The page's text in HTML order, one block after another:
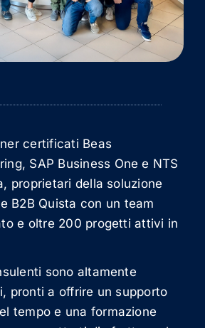
certificati Beas
SAP Business One e NTS
proprietari della soluzione
B2B Quista con un team
e oltre 200 progetti attivi in
sono altamente
pronti a offrire un supporto
tempo e una formazione